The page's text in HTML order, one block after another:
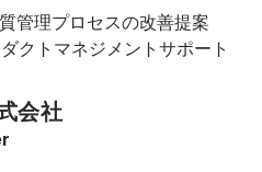
管理プロセスの改善提案
クトマネジメントサポート
会社